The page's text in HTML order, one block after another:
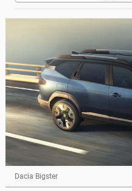
Dacia Bigster